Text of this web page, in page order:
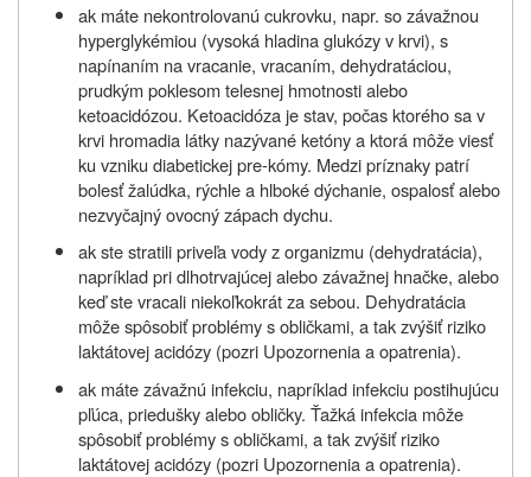
ak máte nekontrolovanú cukrovku, napr. so závažnou
hyperglykémiou (vysoká hladina glukózy v krvi), s
napínaním na vracanie, vracaním, dehydratáciou,
prudkým poklesom telesnej hmotnosti alebo
ketoacidózou. Ketoacidóza je stav, počas ktorého sa v
krvi hromadia látky nazývané ketóny a ktorá môže viesť
ku vzniku diabetickej pre-kómy. Medzi príznaky patrí
bolesť žalúdka, rýchle a hlboké dýchanie, ospalosť alebo
nezvyčajný ovocný zápach dychu.
ak ste stratili priveľa vody z organizmu (dehydratácia),
napríklad pri dlhotrvajúcej alebo závažnej hnačke, alebo
keď ste vracali niekoľkokrát za sebou. Dehydratácia
môže spôsobiť problémy s obličkami, a tak zvýšiť riziko
laktátovej acidózy (pozri Upozornenia aopatrenia).
ak máte závažnú infekciu, napríklad infekciu postihujúcu
pľúca, priedušky alebo obličky. Ťažká infekcia môže
spôsobiť problémy s obličkami, a tak zvýšiť riziko
laktátovej acidózy (pozri Upozornenia aopatrenia).